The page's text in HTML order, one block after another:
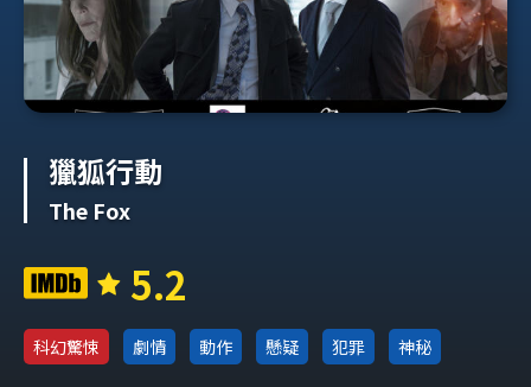
獵狐行動
The Fox
5.2
科幻驚悚 劇情 動作 懸疑 犯罪 神秘